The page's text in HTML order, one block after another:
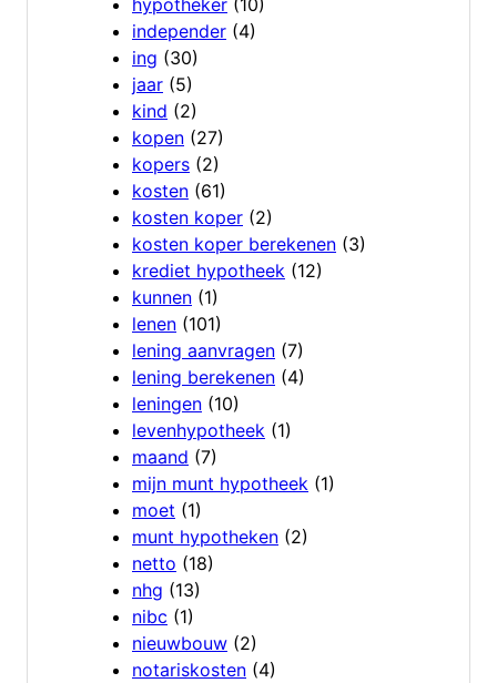
hypotheker (10)
independer (4)
ing (30)
jaar (5)
kind (2)
kopen (27)
kopers (2)
kosten (61)
kosten koper (2)
kosten koper berekenen (3)
krediet hypotheek (12)
kunnen (1)
lenen (101)
lening aanvragen (7)
lening berekenen (4)
leningen (10)
levenhypotheek (1)
maand (7)
mijn munt hypotheek (1)
moet (1)
munt hypotheken (2)
netto (18)
nhg (13)
nibc (1)
nieuwbouw (2)
notariskosten (4)